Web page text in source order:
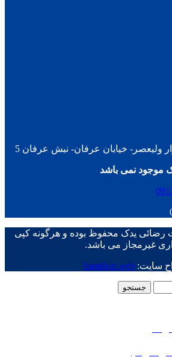
ولیعصر- خیابان عرفان- نبش عرفان 5
موجود نمی باشد
رضائی یدک محفوظ بوده و هرگونه کپی
غیرمجاز می باشد.
سایت:hamihan.web
جستجو